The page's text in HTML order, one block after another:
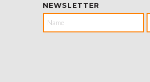
NEWSLETTER